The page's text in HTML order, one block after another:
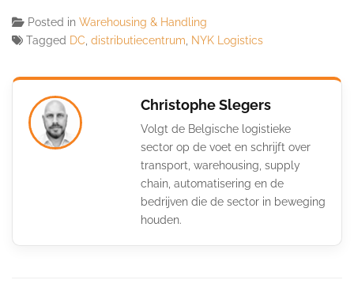
Posted in Warehousing & Handling
Tagged DC distributiecentrum NYK Logistics
Christophe Slegers
Volgt de Belgische logistieke
sector op de voet en schrijft over
transport, warehousing, supply
chain, automatisering en de
bedrijven die de sector in beweging
houden.